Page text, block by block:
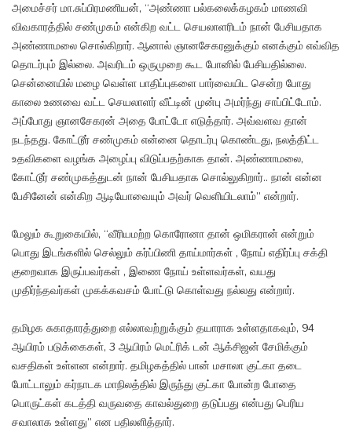
அமைச்சர் மா.சுப்பிரமணியன், “அண்ணா பல்கலைக்கழகம் மாணவி
விவகாரத்தில் சண்முகம் என்கிற வட்ட செயலாளரிடம் நான் பேசியதாக
அண்ணாமலை சொல்கிறார். ஆனால் ஞானசேகரனுக்கும் எனக்கும் எவ்வித
தொடர்பும் இல்லை. அவரிடம் ஒருமுறை கூட போனில் பேசியதில்லை.
சென்னையில் மழை வெள்ள பாதிப்புகளை பார்வையிட சென்ற போது
காலை உணவை வட்ட செயலாளர் வீட்டின் முன்பு அமர்ந்து சாப்பிட்டோம்.
அப்போது ஞானசேகரன் அதை போட்டோ எடுத்தார். அவ்வளவ தான்
நடந்தது. கோட்டூர் சண்முகம் என்னை தொடர்பு கொண்டது, நலத்திட்ட
உதவிகளை வழங்க அழைப்பு விடுப்பதற்காக தான். அண்ணாமலை,
கோட்டூர் சண்முகத்துடன் நான் பேசியதாக சொல்லுகிறார்.. நான் என்ன
பேசினேன் என்கிற ஆடியோவையும் அவர் வெளியிடலாம்” என்றார்.
மேலும் கூறுகையில், “வீரியமற்ற கொரோனா தான் ஒமிகரான் என்றும்
பொது இடங்களில் செல்லும் கர்ப்பிணி தாய்மார்கள் , நோய் எதிர்ப்பு சக்தி
குறைவாக இருப்பவர்கள் , இணை நோய் உள்ளவர்கள், வயது
முதிர்ந்தவர்கள் முகக்கவசம் போட்டு கொள்வது நல்லது என்றார்.
தமிழக சுகாதாரத்துறை எல்லாவற்றுக்கும் தயாராக உள்ளதாகவும், 94
ஆயிரம் படுக்கைகள், 3 ஆயிரம் மெட்ரிக் டன் ஆக்சிஜன் சேமிக்கும்
வசதிகள் உள்ளன என்றார். தமிழகத்தில் பான் மசாலா குட்கா தடை
போட்டாலும் கர்நாடக மாநிலத்தில் இருந்து குட்கா போன்ற போதை
பொருட்கள் கடத்தி வருவதை காவல்துறை தடுப்பது என்பது பெரிய
சவாலாக உள்ளது” என பதிலளித்தார்.